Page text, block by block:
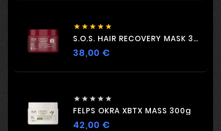
    
S.O.S. HAIR RECOVERY MASK 300G
38,00 €Цена
    
FELPS OKRA XBTX MASS 300g
42,00 €Цена